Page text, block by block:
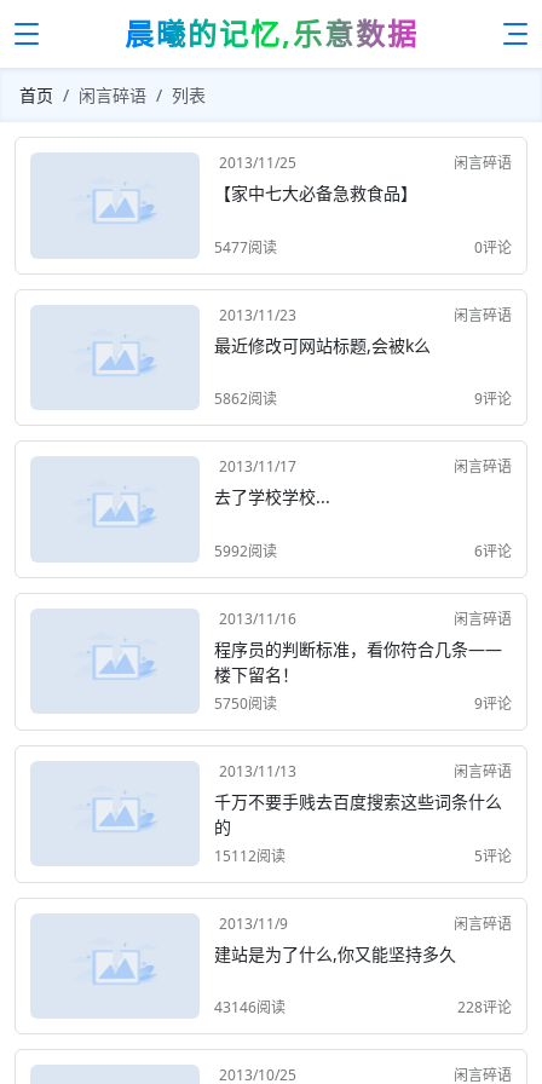
晨曦的记忆,乐意数据
首页 闲言碎语 列表
2013/11/25 闲言碎语
【家中七大必备急救食品】
5477阅读 0评论
2013/11/23 闲言碎语
最近修改可网站标题,会被k么
5862阅读 9评论
2013/11/17 闲言碎语
去了学校学校...
5992阅读 6评论
2013/11/16 闲言碎语
程序员的判断标准，看你符合几条——
楼下留名！
5750阅读 9评论
2013/11/13 闲言碎语
千万不要手贱去百度搜索这些词条什么
的
15112阅读 5评论
2013/11/9 闲言碎语
建站是为了什么,你又能坚持多久
43146阅读 228评论
2013/10/25 闲言碎语